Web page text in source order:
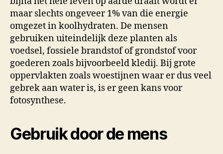
maar slechts ongeveer 1% van die energie
omgezet in koolhydraten. De mensen
gebruiken uiteindelijk deze planten als
voedsel, fossiele brandstof of grondstof voor
goederen zoals bijvoorbeeld kledij. Bij grote
oppervlakten zoals woestijnen waar er dus veel
gebrek aan water is, is er geen kans voor
fotosynthese.
Gebruik door de mens